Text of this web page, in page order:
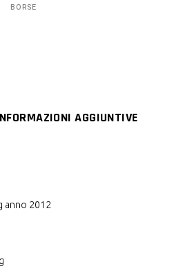
BORSE
AGGIUNTIVE
anno 2012